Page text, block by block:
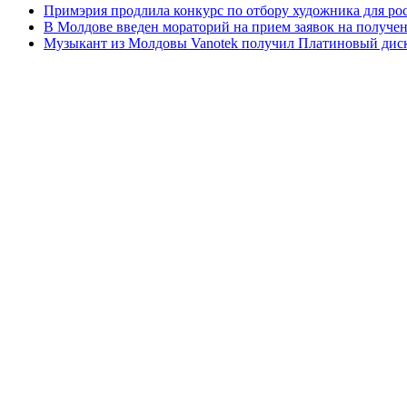
Примэрия продлила конкурс по отбору художника для
В Молдове введен мораторий на прием заявок на
Музыкант из Молдовы Vanotek получил Платиновый